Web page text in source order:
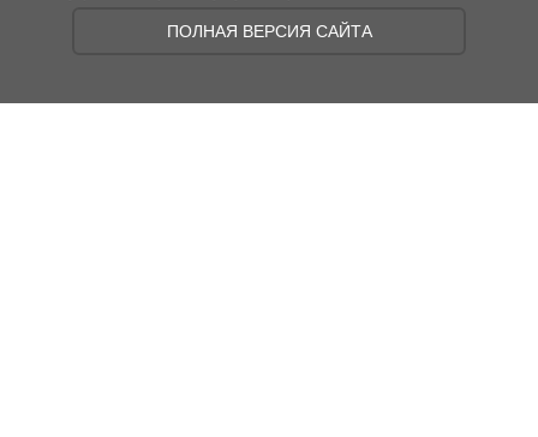
ПОЛНАЯ ВЕРСИЯ САЙТА